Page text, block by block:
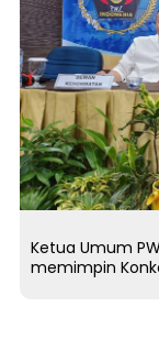
Ketua Umum
memimpin